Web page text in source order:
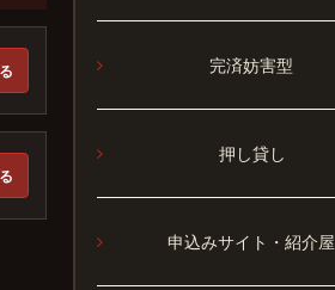
完済妨害型
押し貸し
申込みサイト・紹介屋